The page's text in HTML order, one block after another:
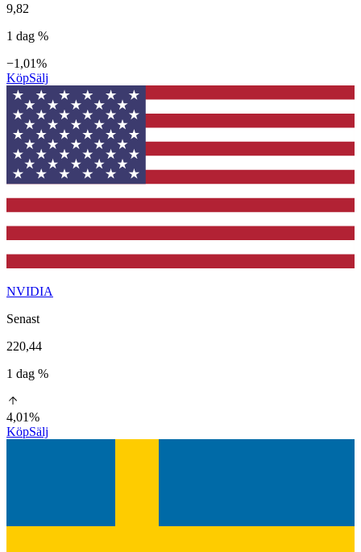
9,82
1 dag %
−1,01%
KöpSälj
NVIDIA
Senast
220,44
1 dag %
4,01%
KöpSälj